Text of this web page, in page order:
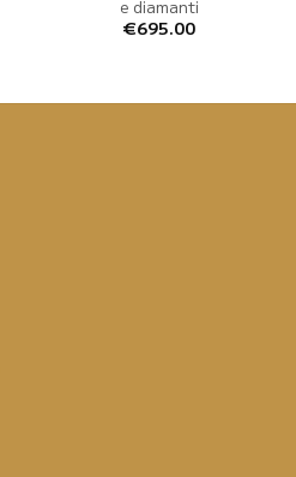
e diamanti
€695.00